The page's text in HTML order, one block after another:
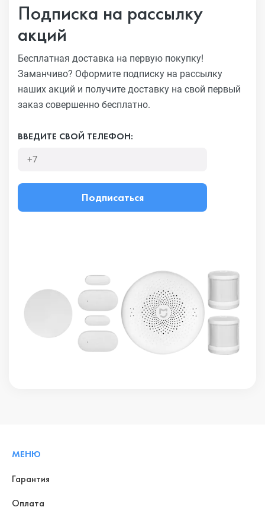
Подписка на рассылку
акций
Бесплатная доставка на первую покупку!
Заманчиво? Оформите подписку на рассылку
наших акций и получите доставку на свой первый
заказ совершенно бесплатно.
ВВЕДИТЕ СВОЙ ТЕЛЕФОН:
Подписаться
МЕНЮ
Гарантия
Оплата